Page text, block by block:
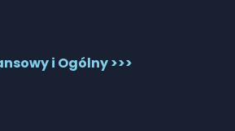
i Ogólny >>>